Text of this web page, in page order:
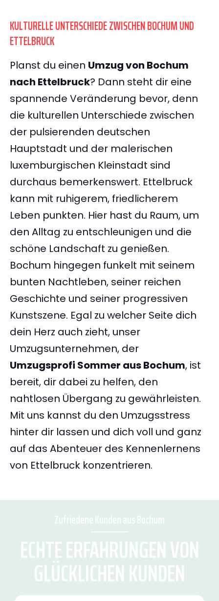
KULTURELLE UNTERSCHIEDE ZWISCHEN BOCHUM UND
ETTELBRUCK
Planst du einen Umzug von Bochum
nach Ettelbruck? Dann steht dir eine
spannende Veränderung bevor, denn
die kulturellen Unterschiede zwischen
der pulsierenden deutschen
Hauptstadt und der malerischen
luxemburgischen Kleinstadt sind
durchaus bemerkenswert. Ettelbruck
kann mit ruhigerem, friedlicherem
Leben punkten. Hier hast du Raum, um
den Alltag zu entschleunigen und die
schöne Landschaft zu genießen.
Bochum hingegen funkelt mit seinem
bunten Nachtleben, seiner reichen
Geschichte und seiner progressiven
Kunstszene. Egal zu welcher Seite dich
dein Herz auch zieht, unser
Umzugsunternehmen, der
Umzugsprofi Sommer aus Bochum, ist
bereit, dir dabei zu helfen, den
nahtlosen Übergang zu gewährleisten.
Mit uns kannst du den Umzugsstress
hinter dir lassen und dich voll und ganz
auf das Abenteuer des Kennenlernens
von Ettelbruck konzentrieren.
Zufriedene Kunden aus Bochum
ECHTE ERFAHRUNGEN VON
GLÜCKLICHEN KUNDEN